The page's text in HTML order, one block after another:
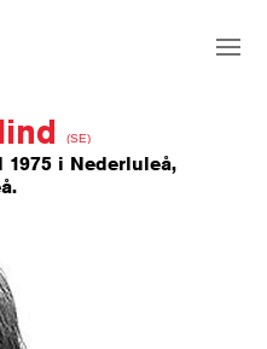
(SE)
1975 i Nederluleå,